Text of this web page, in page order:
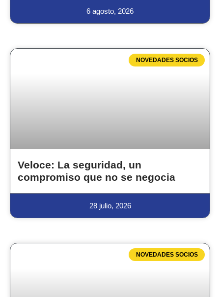
6 agosto, 2026
NOVEDADES SOCIOS
Veloce: La seguridad, un
compromiso que no se negocia
28 julio, 2026
NOVEDADES SOCIOS